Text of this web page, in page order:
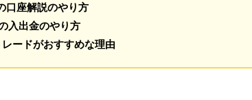
口座解説のやり方
入出金のやり方
レードがおすすめな理由